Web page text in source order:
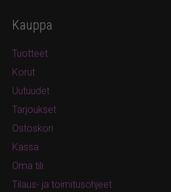
Kauppa
Tuotteet
Korut
Uutuudet
Tarjoukset
Ostoskori
Kassa
Oma tili
Tilaus- ja toimitusohjeet